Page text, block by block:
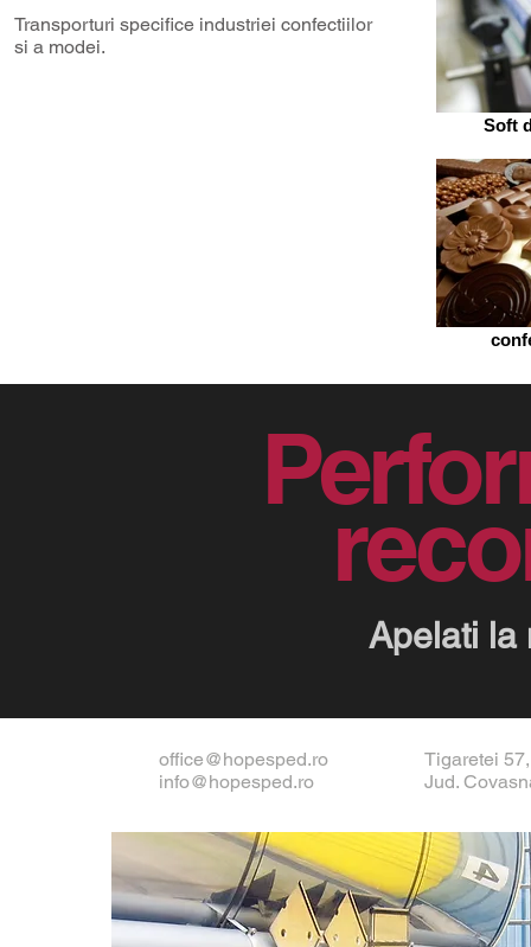
Soft
Transporturi specifice industriei confectiilor
si a modei.
Apelati la
office@hopesped.ro
info@hopesped.ro
Tigaretei
Jud.